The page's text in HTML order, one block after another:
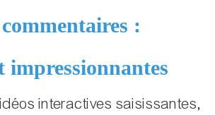
:
impressionnantes
interactives saisissantes,